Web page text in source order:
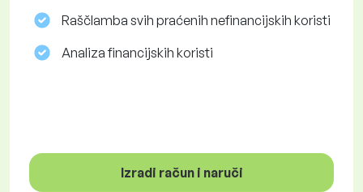
Raščlamba svih praćenih nefinancijskih koristi
Analiza financijskih koristi
Izradi račun i naruči